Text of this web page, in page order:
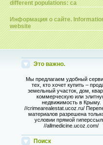
different populations: ca
Информация о сайте.
website
Это важно.
Мы предлагаем удобный
тех, кто хочет купить –
земельный участок, дом,
коммерческую или
недвижимость в Крыму.
//crimearealestat.ucoz.ru/
материалов разрешена
условии прямой
//allmedicine.ucoz.com/
Поиск